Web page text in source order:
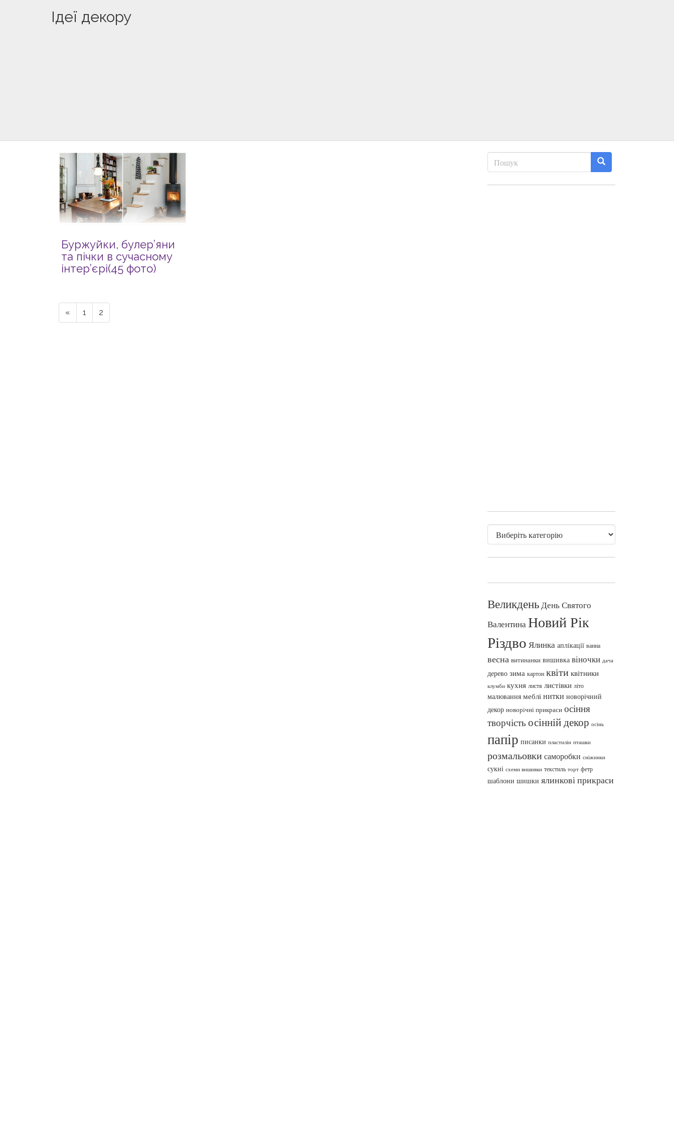
Ідеї декору
Буржуйки, булер’яни
та пічки в сучасному
інтер’єрі(45 фото)
« 1 2
ВеликденьДень Святого
ВалентинаНовий Рік
Різдво Ялинка аплікації ванна
весна витинанки вишивка віночки дача
дерево зима картон квіти квітники
клумби кухня листя листівки літо
малювання меблі нитки новорічний
декор новорічні прикраси осіння
творчість осінній декор осінь
папір писанки пластилін пташки
розмальовки саморобки сніжинки
сукні схеми вишивки текстиль торт фетр
шаблони шишки ялинкові прикраси